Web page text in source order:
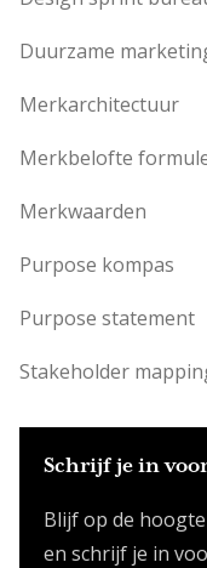
Duurzame
Merkarchitectuur
Merkbelofte
Merkwaarden
Purpose kompas
Purpose statement
Stakeholder
Schrijf je in
Blijf op de
en schrijf je in